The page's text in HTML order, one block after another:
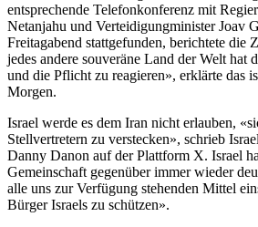
entsprechende Telefonkonferenz mit
Netanjahu und Verteidigungminister Joav
Freitagabend stattgefunden, berichtete die
jedes andere souveräne Land der Welt hat
und die Pflicht zu reagieren», erklärte das
Morgen.
Israel werde es dem Iran nicht erlauben,
Stellvertretern zu verstecken», schrieb
Danny Danon auf der Plattform X. Israel
Gemeinschaft gegenüber immer wieder
alle uns zur Verfügung stehenden Mittel
Bürger Israels zu schützen».